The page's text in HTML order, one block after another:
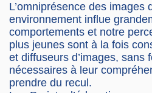
L’omniprésence des images
environnement influe
comportements et notre
plus jeunes sont à la fois
et diffuseurs d’images, sans
nécessaires à leur
prendre du recul.